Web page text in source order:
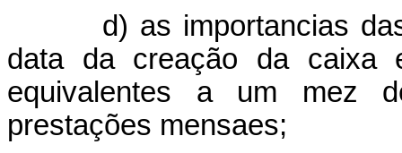
d) as importancias das
data da creação da caixa
equivalentes a um mez
prestações mensaes;